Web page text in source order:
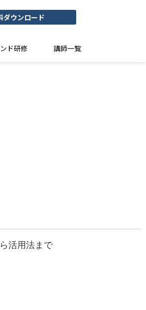
ダウンロード
ド研修 講師一覧
活用法まで